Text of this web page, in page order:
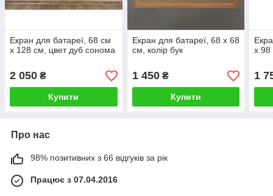
Екран для батареї, 68 см
х 128 см, цвет дуб сонома
2 050 ₴
Купити
Екран для батареї, 68 х 68
см, колір бук
1 450₴
Купити
х 98
1
Про нас
98% позитивних з 66 відгуків за рік
Працює з 07.04.2016